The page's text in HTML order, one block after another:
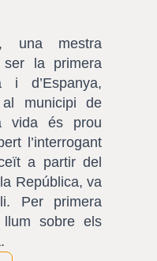
una mestra
la primera
i d’Espanya,
al municipi de
vida és prou
l’interrogant
a partir del
República, va
Per primera
sobre els